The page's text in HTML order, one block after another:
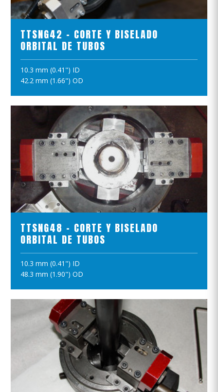
TTSNG42 - CORTE Y BISELADO
ORBITAL DE TUBOS
10.3 mm (0.41") ID
42.2 mm (1.66") OD
VER EL PRODUCTO
AÑADIR A LA CESTA
TTSNG48 - CORTE Y BISELADO
ORBITAL DE TUBOS
10.3 mm (0.41") ID
48.3 mm (1.90") OD
VER EL PRODUCTO
AÑADIR A LA CESTA
VER EL PRODUCTO